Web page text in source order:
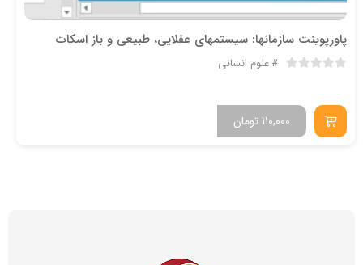
پاورپوینت سازمانها: سيستمهاي عقلايي، طبيعي و باز اسکات
علوم انسانی
تومان110,000